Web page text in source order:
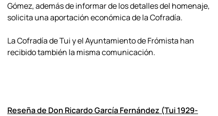
Gómez, además de informar de los detalles del homenaje,
solicita una aportación económica de la Cofradía.
La Cofradía de Tui y el Ayuntamiento de Frómista han
recibido también la misma comunicación.
Reseña de Don Ricardo García Fernández (Tui 1929-